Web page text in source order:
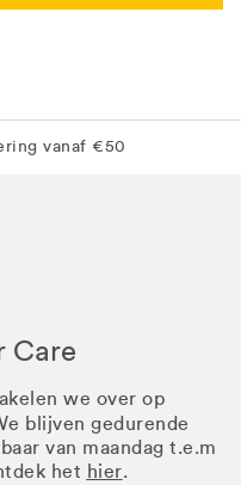
JBC-winkel
Care
we over op
blijven gedurende
van maandag t.e.m
het hier.